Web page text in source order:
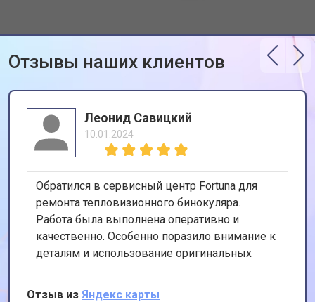
Отзывы наших клиентов
Леонид Савицкий
10.01.2024
Обратился в сервисный центр Fortuna для
ремонта тепловизионного бинокуляра.
Работа была выполнена оперативно и
качественно. Особенно поразило внимание к
деталям и использование оригинальных
запчастей. Спасибо за профессионализм и
отличный сервис!
Отзыв из Яндекс карты